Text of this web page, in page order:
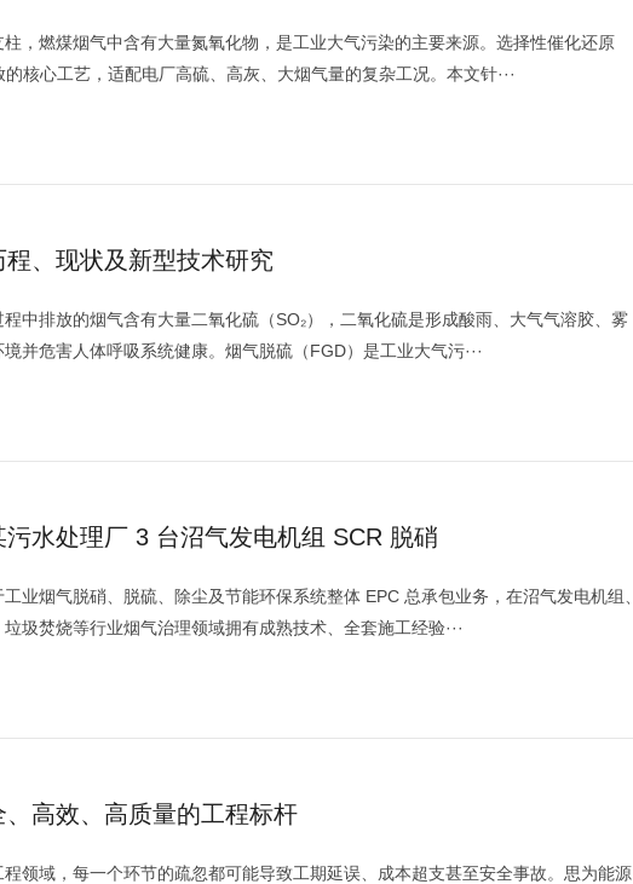
，燃煤烟气中含有大量氮氧化物，是工业大气污染的主要来源。选择性催化还原
核心工艺，适配电厂高硫、高灰、大烟气量的复杂工况。本文针···
、现状及新型技术研究
中排放的烟气含有大量二氧化硫（SO₂），二氧化硫是形成酸雨、大气气溶胶、雾
并危害人体呼吸系统健康。烟气脱硫（FGD）是工业大气污···
水处理厂 3 台沼气发电机组 SCR 脱硝
业烟气脱硝、脱硫、除尘及节能环保系统整体 EPC 总承包业务，在沼气发电机组、
圾焚烧等行业烟气治理领域拥有成熟技术、全套施工经验···
高效、高质量的工程标杆
领域，每一个环节的疏忽都可能导致工期延误、成本超支甚至安全事故。思为能源